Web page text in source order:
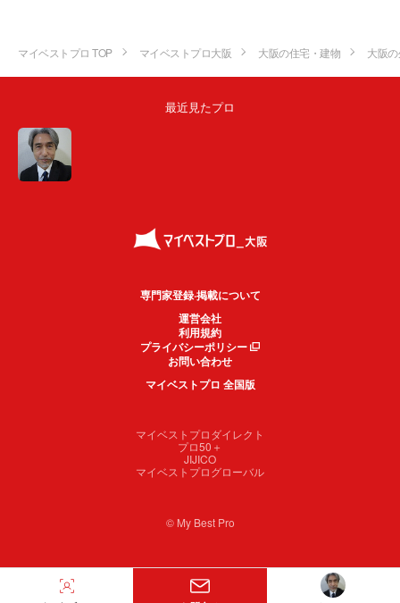
マイベストプロ TOP マイベストプロ大阪 大阪の住宅・建物 大阪
最近見たプロ
専門家登録·掲載について
運営会社
利用規約
プライバシーポリシー
お問い合わせ
マイベストプロ 全国版
マイベストプロダイレクト
プロ50＋
JIJICO
マイベストプログローバル
© My Best Pro